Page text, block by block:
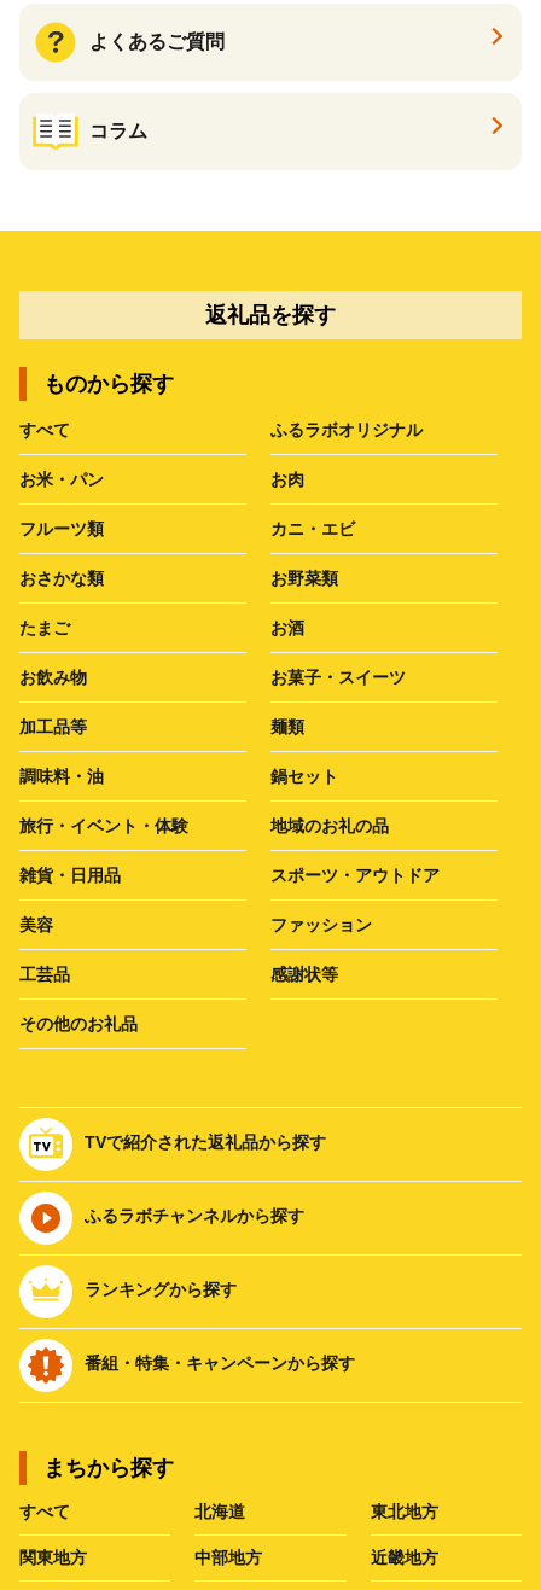
よくあるご質問
コラム
返礼品を探す
ものから探す
すべて ふるラボオリジナル
お米・パン お肉
フルーツ類 カニ・エビ
おさかな類 お野菜類
たまご お酒
お飲み物 お菓子・スイーツ
加工品等 麺類
調味料・油 鍋セット
旅行・イベント・体験 地域のお礼の品
雑貨・日用品 スポーツ・アウトドア
美容 ファッション
工芸品 感謝状等
その他のお礼品
TVで紹介された返礼品から探す
ふるラボチャンネルから探す
ランキングから探す
番組・特集・キャンペーンから探す
まちから探す
すべて 北海道 東北地方
関東地方 中部地方 近畿地方